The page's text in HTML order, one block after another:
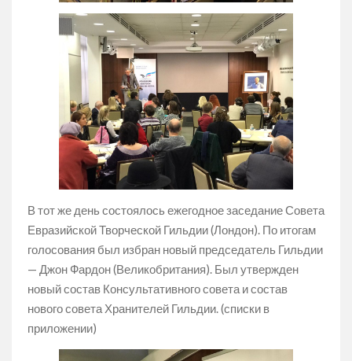
В тот же день состоялось ежегодное заседание Совета
Евразийской Творческой Гильдии (Лондон). По итогам
голосования был избран новый председатель Гильдии
— Джон Фардон (Великобритания). Был утвержден
новый состав Консультативного совета и состав
нового совета Хранителей Гильдии. (списки в
приложении)